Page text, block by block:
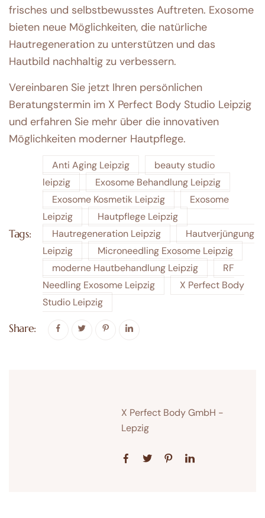
frisches und selbstbewusstes Auftreten. Exosome
bieten neue Möglichkeiten, die natürliche
Hautregeneration zu unterstützen und das
Hautbild nachhaltig zu verbessern.
Vereinbaren Sie jetzt Ihren persönlichen
Beratungstermin im X Perfect Body Studio Leipzig
und erfahren Sie mehr über die innovativen
Möglichkeiten moderner Hautpflege.
Tags:
Anti Aging Leipzig
beauty studio
leipzig
Exosome Behandlung Leipzig
Exosome Kosmetik Leipzig
Exosome
Leipzig
Hautpflege Leipzig
Hautregeneration Leipzig
Hautverjüngung
Leipzig
Microneedling Exosome Leipzig
moderne Hautbehandlung Leipzig
RF
Needling Exosome Leipzig
X Perfect Body
Studio Leipzig
Share:
X Perfect Body GmbH -
Lepzig